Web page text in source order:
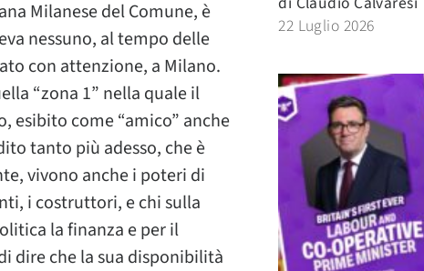
Milanese del Comune, è
nessuno, al tempo delle
con attenzione, a Milano.
“zona 1” nella quale il
esibito come “amico” anche
tanto più adesso, che è
vivono anche i poteri di
i costruttori, e chi sulla
la finanza e per il
dire che la sua disponibilità
22 Luglio 2026